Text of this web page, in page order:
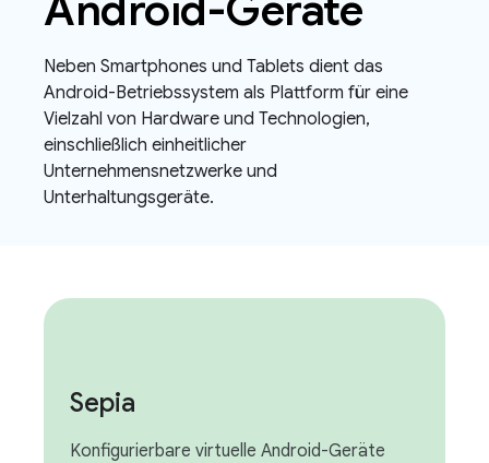
Neben Smartphones und Tablets dient das
Android-Betriebssystem als Plattform für eine
Vielzahl von Hardware und Technologien,
einschließlich einheitlicher
Unternehmensnetzwerke und
Unterhaltungsgeräte.
Sepia
Konfigurierbare virtuelle Android-Geräte